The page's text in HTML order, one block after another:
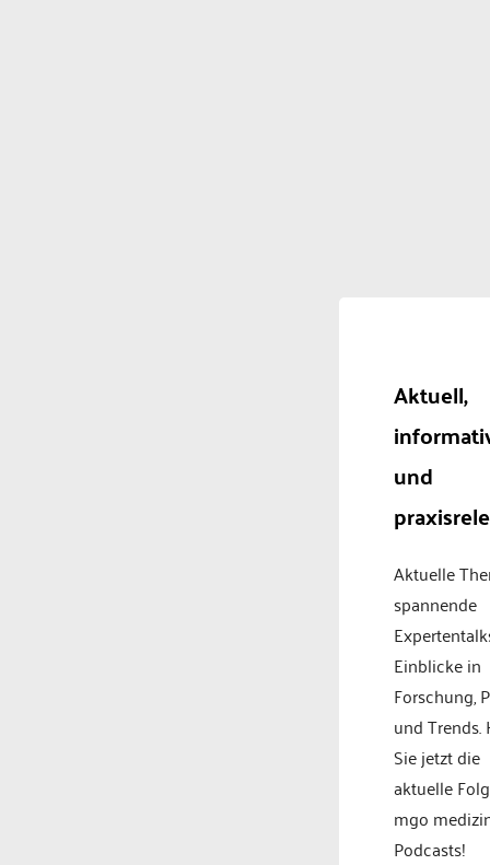
Aktuell,
und
Aktuelle
spannende
Einblicke in
Forschung,
und Trends.
Sie jetzt die
aktuelle
mgo
Podcasts!